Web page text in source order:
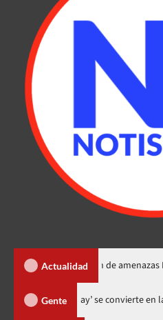
Actualidad
al fin de amenazas EU
Gente
‘Spider-Man: Brand New Day’